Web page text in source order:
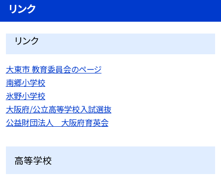
リンク
リンク
大東市 教育委員会のページ
南郷小学校
氷野小学校
大阪府/公立高等学校入試選抜
公益財団法人 大阪府育英会
高等学校